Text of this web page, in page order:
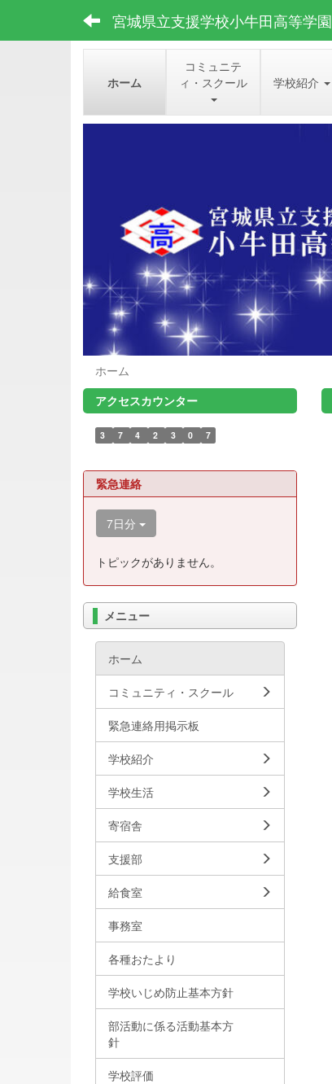
宮城県立支援学校小牛田高等学園
ホーム
コミュニテ
ィ・スクール
学校紹介
ホーム
アクセスカウンター
3 7 4 2 3 0 7
緊急連絡
7日分
トピックがありません。
メニュー
ホーム
コミュニティ・スクール
緊急連絡用掲示板
学校紹介
学校生活
寄宿舎
支援部
給食室
事務室
各種おたより
学校いじめ防止基本方針
部活動に係る活動基本方
針
学校評価